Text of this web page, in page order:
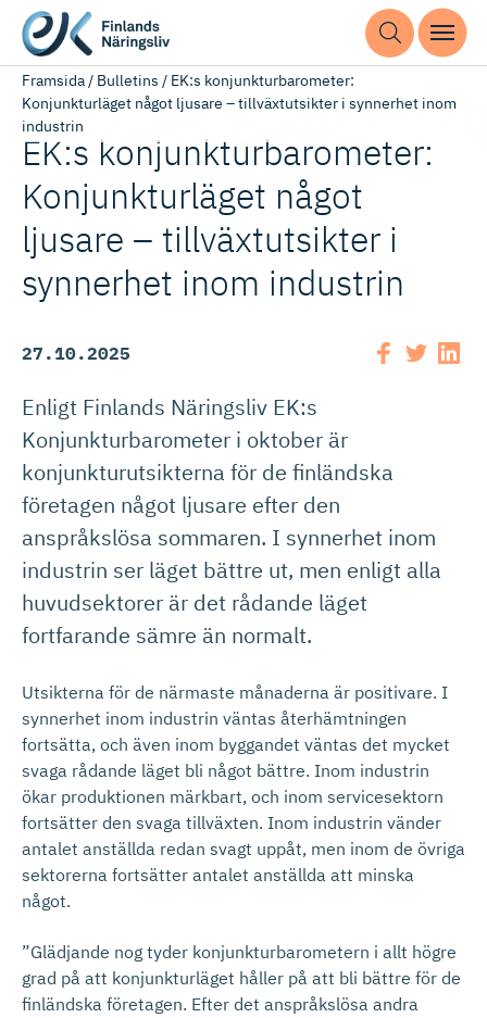
Framsida/ Bulletins / EK:s konjunkturbarometer:
Konjunkturläget något ljusare – tillväxtutsikter i synnerhet inom
industrin
EK:s konjunktur­ba­ro­meter:
Konjunkturläget något
ljusare – tillväxtut­sikter i
synnerhet inom industrin
27.10.2025
Enligt Finlands Näringsliv EK:s
Konjunkturbarometer i oktober är
konjunkturutsikterna för de finländska
företagen något ljusare efter den
anspråkslösa sommaren. I synnerhet inom
industrin ser läget bättre ut, men enligt alla
huvudsektorer är det rådande läget
fortfarande sämre än normalt.
Utsikterna för de närmaste månaderna är positivare. I
synnerhet inom industrin väntas återhämtningen
fortsätta, och även inom byggandet väntas det mycket
svaga rådande läget bli något bättre. Inom industrin
ökar produktionen märkbart, och inom servicesektorn
fortsätter den svaga tillväxten. Inom industrin vänder
antalet anställda redan svagt uppåt, men inom de övriga
sektorerna fortsätter antalet anställda att minska
något.
”Glädjande nog tyder konjunkturbarometern i allt högre
grad på att konjunkturläget håller på att bli bättre för de
finländska företagen. Efter det anspråkslösa andra